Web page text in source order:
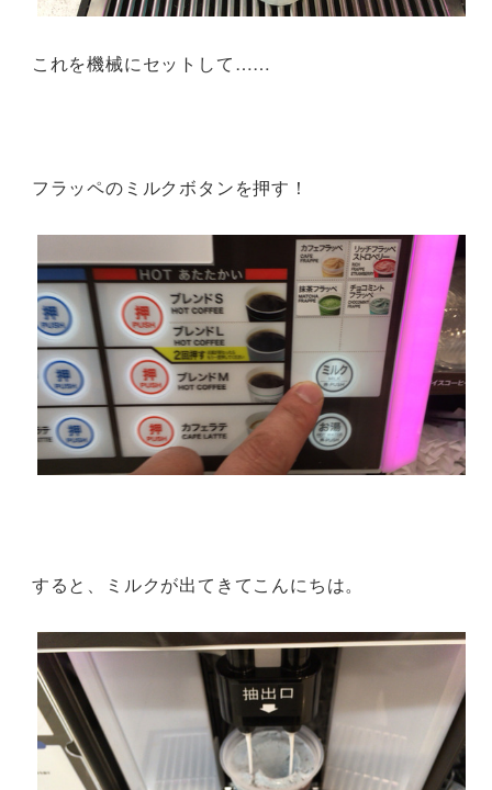
これを機械にセットして……
フラッペのミルクボタンを押す！
すると、ミルクが出てきてこんにちは。